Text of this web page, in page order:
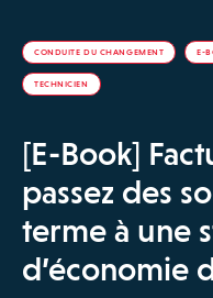
CONDUITE DU CHANGEMENT E-
TECHNICIEN
[E-Book]
passez des
terme à une
d’économie